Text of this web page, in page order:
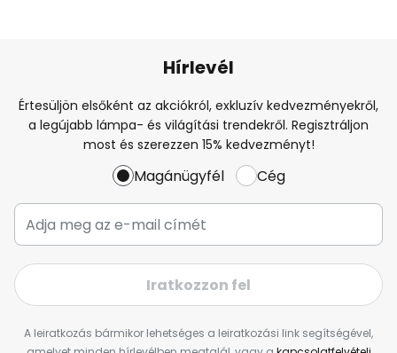
Hírlevél
Értesüljön elsőként az akciókról, exkluzív kedvezményekről,
a legújabb lámpa- és világítási trendekről. Regisztráljon
most és szerezzen 15% kedvezményt!
Magánügyfél Cég
Iratkozzon fel
A leiratkozás bármikor lehetséges a leiratkozási link segítségével,